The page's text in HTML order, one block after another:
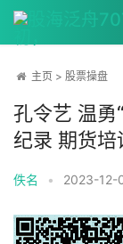
主页 > 股票操盘
孔令艺 温勇
纪录 期货培
佚名 • 2023-12-